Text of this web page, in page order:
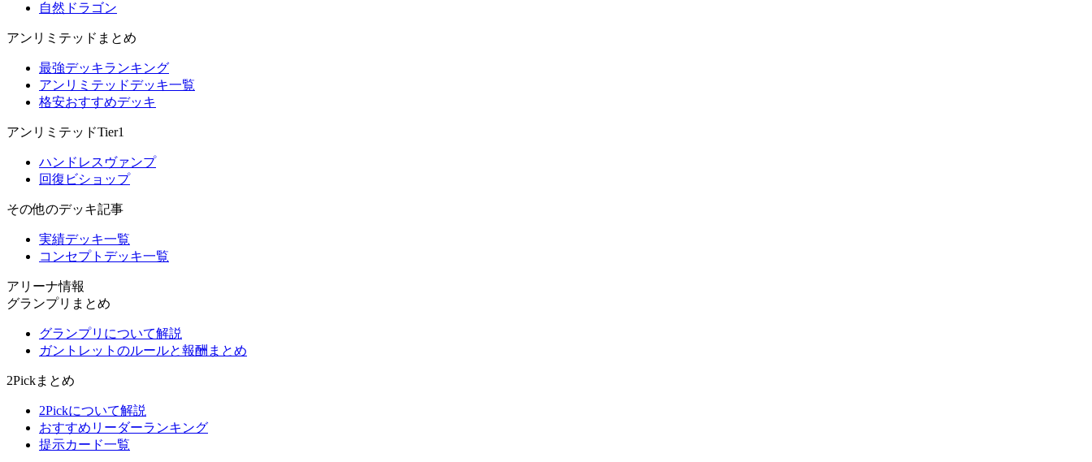
自然ドラゴン
アンリミテッドまとめ
最強デッキランキング
アンリミテッドデッキ一覧
格安おすすめデッキ
アンリミテッドTier1
ハンドレスヴァンプ
回復ビショップ
その他のデッキ記事
実績デッキ一覧
コンセプトデッキ一覧
アリーナ情報
グランプリまとめ
グランプリについて解説
ガントレットのルールと報酬まとめ
2Pickまとめ
2Pickについて解説
おすすめリーダーランキング
提示カード一覧